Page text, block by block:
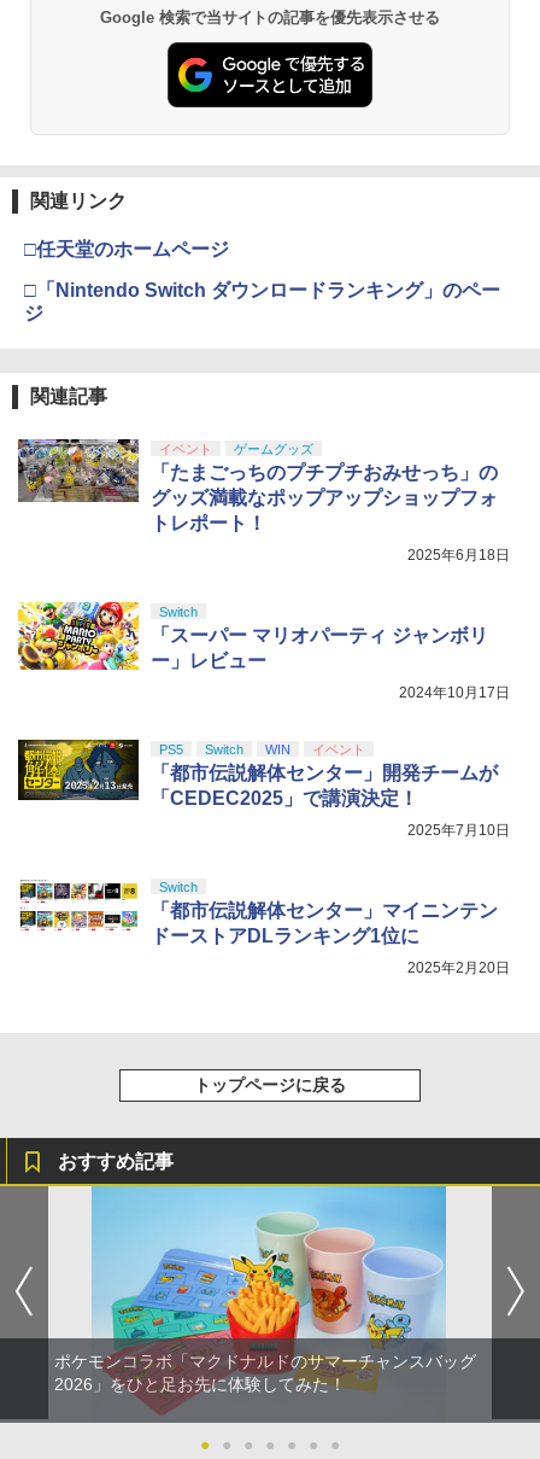
Google 検索で当サイトの記事を優先表示させる
関連リンク
□任天堂のホームページ
□「Nintendo Switch ダウンロードランキング」のペー
ジ
関連記事
イベント ゲームグッズ
「たまごっちのプチプチおみせっち」の
グッズ満載なポップアップショップフォ
トレポート！
2025年6月18日
Switch
「スーパー マリオパーティ ジャンボリ
ー」レビュー
2024年10月17日
PS5 Switch WIN イベント
「都市伝説解体センター」開発チームが
「CEDEC2025」で講演決定！
2025年7月10日
Switch
「都市伝説解体センター」マイニンテン
ドーストアDLランキング1位に
2025年2月20日
トップページに戻る
おすすめ記事
ポケモンコラボ「マクドナルドのサマーチャンスバッグ
2026」をひと足お先に体験してみた！
● ● ● ● ● ● ●